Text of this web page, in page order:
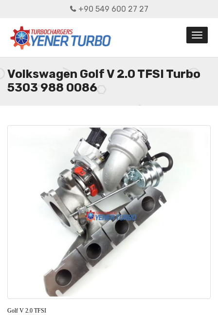
+90 549 600 27 27
Volkswagen Golf V 2.0 TFSI Turbo
5303 988 0086
Golf V 2.0 TFSI